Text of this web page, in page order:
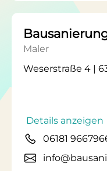
Maler
Weserstraße 4 |
Details anzeigen
06181